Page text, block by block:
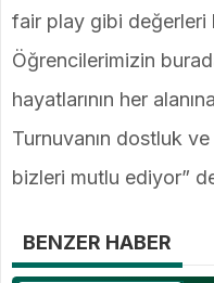
fair play gibi değerleri
Öğrencilerimizin
hayatlarının her
Turnuvanın dostluk
bizleri mutlu ediyor”
BENZER HABER